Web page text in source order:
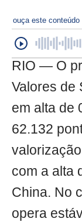
ouça este conteúdo
RIO — O
Valores de
em alta de
62.132
com a alta
China. No
opera